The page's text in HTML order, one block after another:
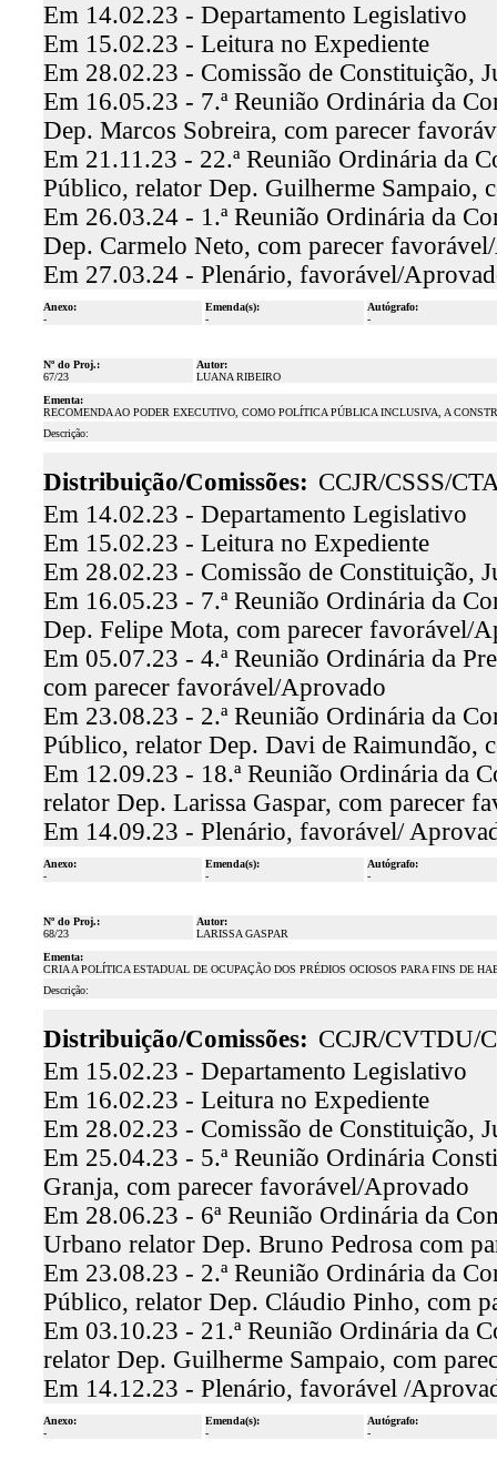
Em 14.02.23 - Departamento Legislativo
Em 15.02.23 - Leitura no Expediente
Em 28.02.23 - Comissão de Constituição,
Em 16.05.23 - 7.ª Reunião Ordinária da
Dep. Marcos Sobreira, com parecer
Em 21.11.23 - 22.ª Reunião Ordinária da
Público, relator Dep. Guilherme Sampaio,
Em 26.03.24 - 1.ª Reunião Ordinária da
Dep. Carmelo Neto, com parecer
Em 27.03.24 - Plenário, favorável/
Anexo:
-
Emenda(s):
-
Autógrafo:
-
Nº do Proj.:
67/23
Autor:
LUANA RIBEIRO
Ementa:
RECOMENDA AO PODER EXECUTIVO, COMO POLÍTICA PÚBLICA INCLUSIVA, A
Descrição:
Distribuição/Comissões: CCJR/CSSS/
Em 14.02.23 - Departamento Legislativo
Em 15.02.23 - Leitura no Expediente
Em 28.02.23 - Comissão de Constituição,
Em 16.05.23 - 7.ª Reunião Ordinária da
Dep. Felipe Mota, com parecer favorável/
Em 05.07.23 - 4.ª Reunião Ordinária da
com parecer favorável/Aprovado
Em 23.08.23 - 2.ª Reunião Ordinária da
Público, relator Dep. Davi de Raimundão,
Em 12.09.23 - 18.ª Reunião Ordinária da
relator Dep. Larissa Gaspar, com parecer
Em 14.09.23 - Plenário, favorável/
Anexo:
-
Emenda(s):
-
Autógrafo:
-
Nº do Proj.:
68/23
Autor:
LARISSA GASPAR
Ementa:
CRIA A POLÍTICA ESTADUAL DE OCUPAÇÃO DOS PRÉDIOS OCIOSOS PARA FINS DE
Descrição:
Distribuição/Comissões: CCJR/CVTDU/
Em 15.02.23 - Departamento Legislativo
Em 16.02.23 - Leitura no Expediente
Em 28.02.23 - Comissão de Constituição,
Em 25.04.23 - 5.ª Reunião Ordinária
Granja, com parecer favorável/Aprovado
Em 28.06.23 - 6ª Reunião Ordinária da
Urbano relator Dep. Bruno Pedrosa com
Em 23.08.23 - 2.ª Reunião Ordinária da
Público, relator Dep. Cláudio Pinho, com
Em 03.10.23 - 21.ª Reunião Ordinária da
relator Dep. Guilherme Sampaio, com
Em 14.12.23 - Plenário, favorável /
Anexo:
-
Emenda(s):
-
Autógrafo:
-